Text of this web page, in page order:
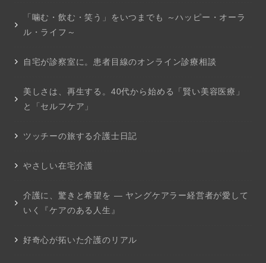
「噛む・飲む・笑う」をいつまでも ～ハッピー・オーラ
ル・ライフ～
自宅が診察室に。患者目線のオンライン診療相談
美しさは、再生する。40代から始める「賢い美容医療」
と「セルフケア」
ツッチーの旅する介護士日記
やさしい在宅介護
介護に、驚きと希望を ― ヤングケアラー経営者が愛して
いく『ケアのある人生』
好奇心が拓いた介護のリアル